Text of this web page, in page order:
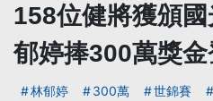
158位健將獲頒
郁婷捧300萬獎
林郁婷 300萬 世錦賽